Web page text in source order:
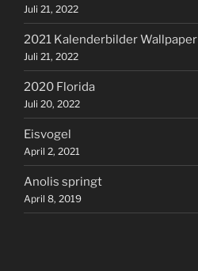
Juli 21, 2022
2021 Kalenderbilder Wallpaper
Juli 21, 2022
2020 Florida
Juli 20, 2022
Eisvogel
April 2, 2021
Anolis springt
April 8, 2019